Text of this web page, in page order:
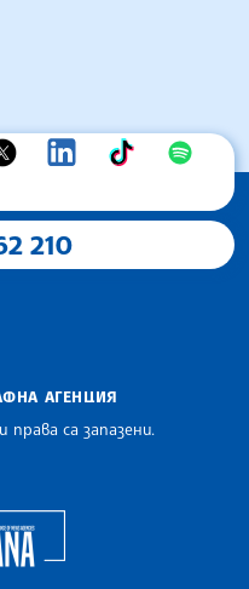
210
АГЕНЦИЯ
са запазени.
of the Balkan News Agencies